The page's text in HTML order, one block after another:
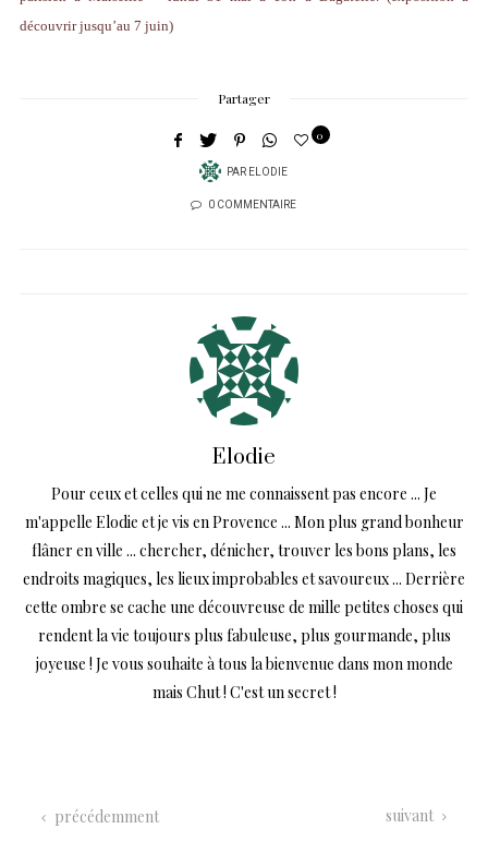
découvrir jusqu’au 7 juin)
Partager
PAR ELODIE
0
0 COMMENTAIRE
Elodie
Pour ceux et celles qui ne me connaissent pas encore ... Je
m'appelle Elodie et je vis en Provence ... Mon plus grand bonheur
flâner en ville ... chercher, dénicher, trouver les bons plans, les
endroits magiques, les lieux improbables et savoureux ... Derrière
cette ombre se cache une découvreuse de mille petites choses qui
rendent la vie toujours plus fabuleuse, plus gourmande, plus
joyeuse ! Je vous souhaite à tous la bienvenue dans mon monde
mais Chut ! C'est un secret !
précédemment suivant